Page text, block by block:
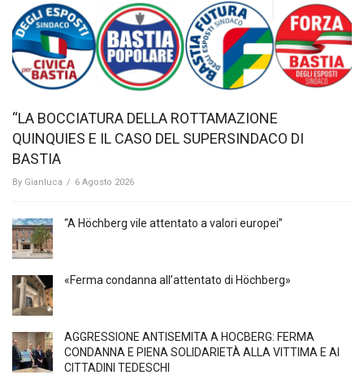
“LA BOCCIATURA DELLA ROTTAMAZIONE
QUINQUIES E IL CASO DEL SUPERSINDACO DI
BASTIA
By Gianluca / 6 Agosto 2026
“A Höchberg vile attentato a valori europei”
«Ferma condanna all’attentato di Höchberg»
AGGRESSIONE ANTISEMITA A HÖCBERG: FERMA
CONDANNA E PIENA SOLIDARIETÀ ALLA VITTIMA E AI
CITTADINI TEDESCHI